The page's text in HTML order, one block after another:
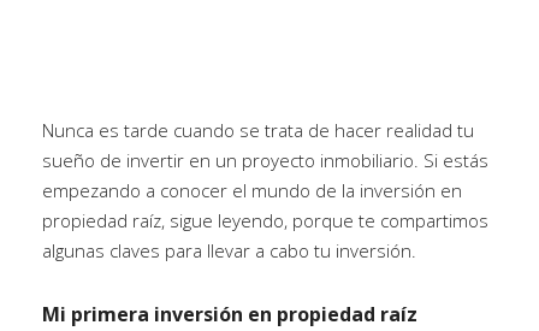
Nunca es tarde cuando se trata de hacer realidad tu
sueño de invertir en un proyecto inmobiliario. Si estás
empezando a conocer el mundo de la inversión en
propiedad raíz, sigue leyendo, porque te compartimos
algunas claves para llevar a cabo tu inversión.
Mi primera inversión en propiedad raíz